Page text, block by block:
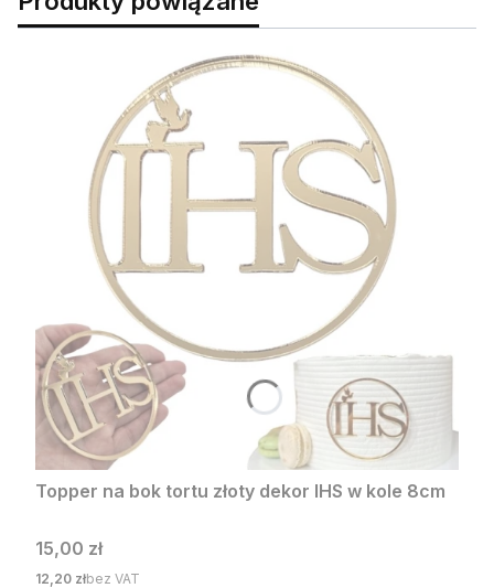
Topper na bok tortu złoty dekor IHS w kole 8cm
Cena
15,00 zł
Cena
12,20 złbez VAT